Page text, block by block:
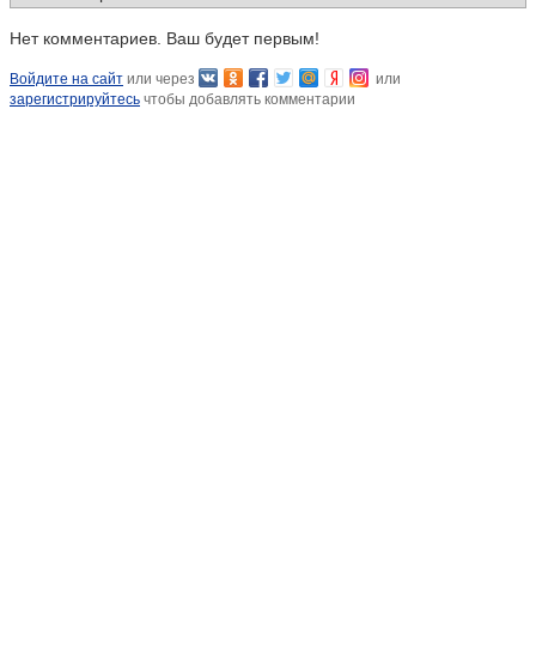
Нет комментариев. Ваш будет первым!
Войдите на сайт или через
или
зарегистрируйтесь чтобы добавлять комментарии